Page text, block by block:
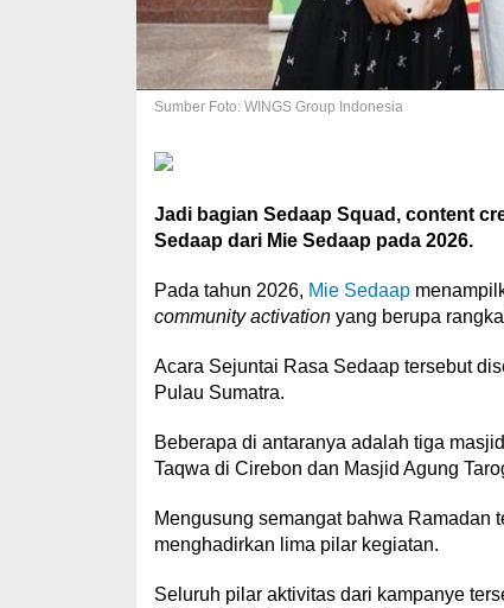
Sumber Foto: WINGS Group Indonesia
Jadi bagian Sedaap Squad, content
Sedaap dari Mie Sedaap pada 2026.
Pada tahun 2026, Mie Sedaap
community activationyang berupa
Acara Sejuntai Rasa Sedaap tersebut
Pulau Sumatra.
Beberapa di antaranya adalah tiga
Taqwa di Cirebon dan Masjid Agung
Mengusung semangat bahwa Ramadan
menghadirkan lima pilar kegiatan.
Seluruh pilar aktivitas dari kampanye